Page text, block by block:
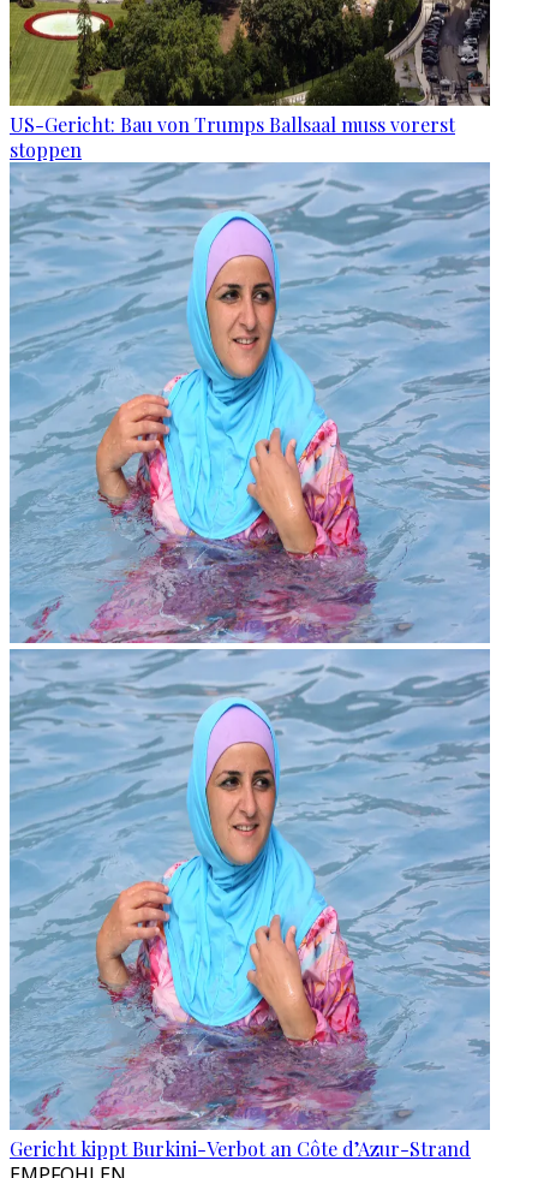
US-Gericht: Bau von Trumps Ballsaal muss vorerst
stoppen
Gericht kippt Burkini-Verbot an Côte d’Azur-Strand